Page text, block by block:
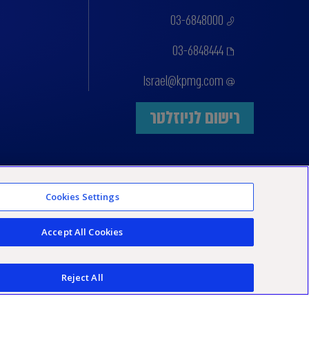
03-6848000
03-6848444
Israel@kpmg.com
רישום לניוזלטר
Cookies Settings
Reject All
Accept All Cookies